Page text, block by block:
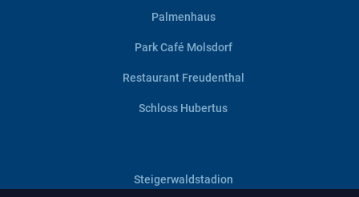
Palmenhaus
Park Café Molsdorf
Restaurant Freudenthal
Schloss Hubertus
Steigerwaldstadion